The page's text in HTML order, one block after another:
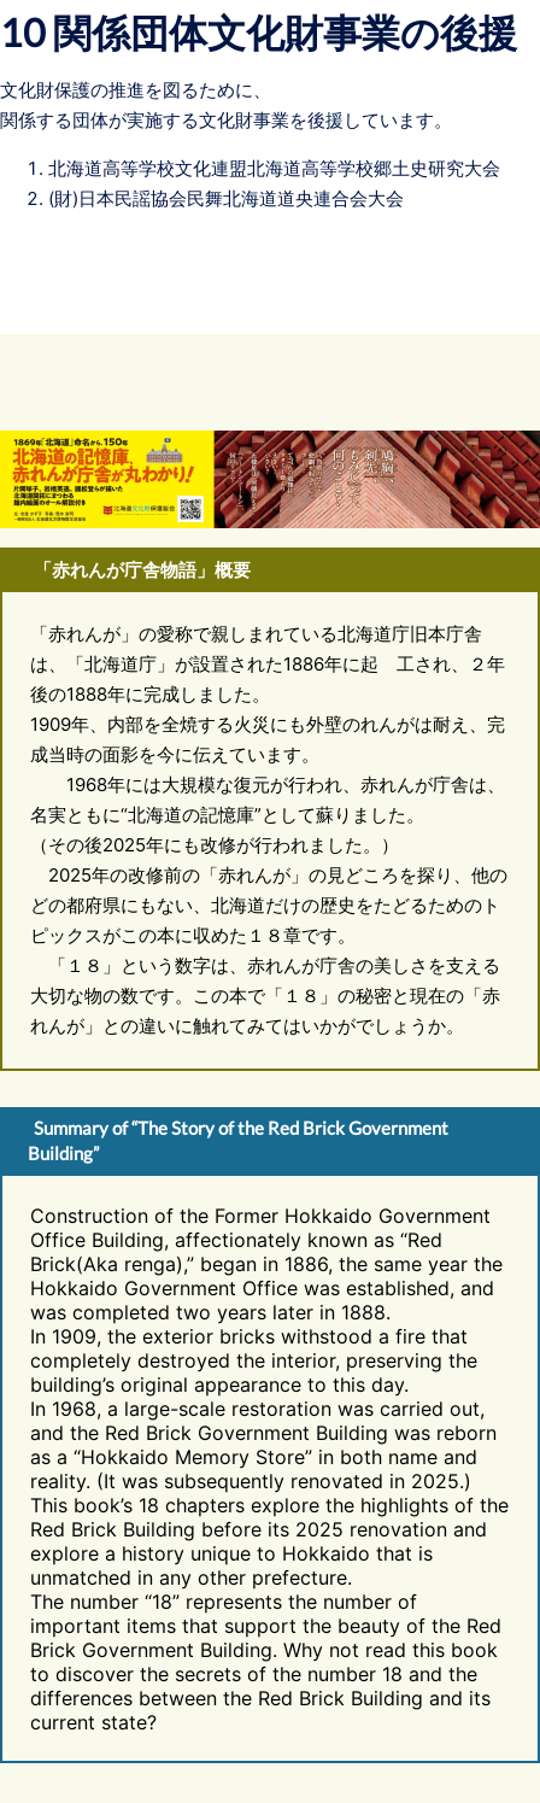
10 関係団体文化財事業の後援
文化財保護の推進を図るために、
関係する団体が実施する文化財事業を後援しています。
北海道高等学校文化連盟北海道高等学校郷土史研究大会
(財)日本民謡協会民舞北海道道央連合会大会
「赤れんが庁舎物語」概要
「赤れんが」の愛称で親しまれている北海道庁旧本庁舎
は、「北海道庁」が設置された1886年に起 工され、２年
後の1888年に完成しました。
1909年、内部を全焼する火災にも外壁のれんがは耐え、完
成当時の面影を今に伝えています。
1968年には大規模な復元が行われ、赤れんが庁舎は、
名実ともに“北海道の記憶庫”として蘇りました。
（その後2025年にも改修が行われました。）
2025年の改修前の「赤れんが」の見どころを探り、他の
どの都府県にもない、北海道だけの歴史をたどるためのト
ピックスがこの本に収めた１８章です。
「１８」という数字は、赤れんが庁舎の美しさを支える
大切な物の数です。この本で「１８」の秘密と現在の「赤
れんが」との違いに触れてみてはいかがでしょうか。
Summary of “The Story of the Red Brick Government
Building”
Construction of the Former Hokkaido Government
Office Building, affectionately known as “Red
Brick(Aka renga),” began in 1886, the same year the
Hokkaido Government Office was established, and
was completed two years later in 1888.
In 1909, the exterior bricks withstood a fire that
completely destroyed the interior, preserving the
building’s original appearance to this day.
In 1968, a large-scale restoration was carried out,
and the Red Brick Government Building was reborn
as a “Hokkaido Memory Store” in both name and
reality. (It was subsequently renovated in 2025.)
This book’s 18 chapters explore the highlights of the
Red Brick Building before its 2025 renovation and
explore a history unique to Hokkaido that is
unmatched in any other prefecture.
The number “18” represents the number of
important items that support the beauty of the Red
Brick Government Building. Why not read this book
to discover the secrets of the number 18 and the
differences between the Red Brick Building and its
current state?